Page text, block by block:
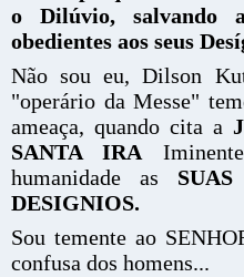
o Dilúvio, salvando
obedientes aos seus
Não sou eu, Dilson
"operário da Messe"
ameaça, quando cita a
SANTA IRA
humanidade as
DESIGNIOS.
Sou temente ao
confusa dos homens...